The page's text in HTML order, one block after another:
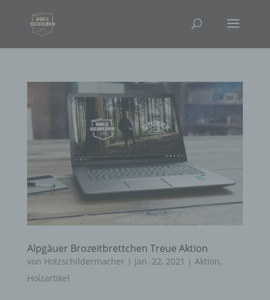
Alpgäuer Brozeitbrettchen Treue Aktion
von Holzschildermacher | Jan. 22, 2021 | Aktion,
Holzartikel